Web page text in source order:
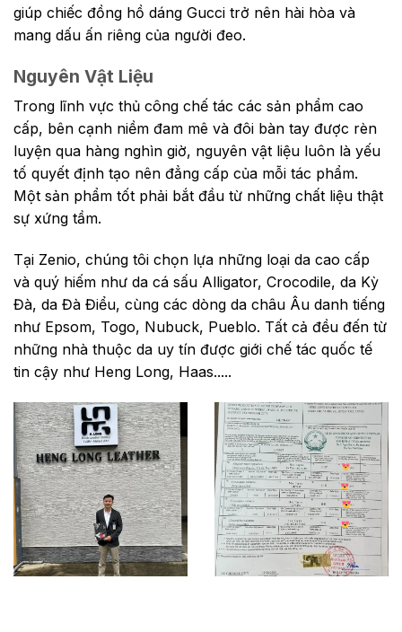
giúp chiếc đồng hồ dáng Gucci trở nên hài hòa và
mang dấu ấn riêng của người đeo.
Nguyên Vật Liệu
Trong lĩnh vực thủ công chế tác các sản phẩm cao
cấp, bên cạnh niềm đam mê và đôi bàn tay được rèn
luyện qua hàng nghìn giờ, nguyên vật liệu luôn là yếu
tố quyết định tạo nên đẳng cấp của mỗi tác phẩm.
Một sản phẩm tốt phải bắt đầu từ những chất liệu thật
sự xứng tầm.
Tại Zenio, chúng tôi chọn lựa những loại da cao cấp
và quý hiếm như da cá sấu Alligator, Crocodile, da Kỳ
Đà, da Đà Điểu, cùng các dòng da châu Âu danh tiếng
như Epsom, Togo, Nubuck, Pueblo. Tất cả đều đến từ
những nhà thuộc da uy tín được giới chế tác quốc tế
tin cậy như Heng Long, Haas.....